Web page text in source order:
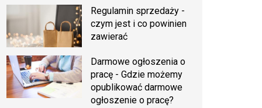
Regulamin sprzedaży -
czym jest i co powinien
zawierać
Darmowe ogłoszenia o
pracę - Gdzie możemy
opublikować darmowe
ogłoszenie o pracę?